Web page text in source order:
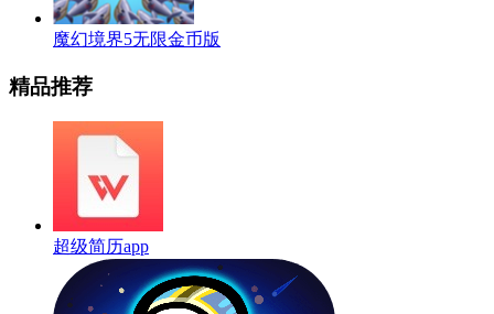
魔幻境界5无限金币版
精品推荐
超级简历app